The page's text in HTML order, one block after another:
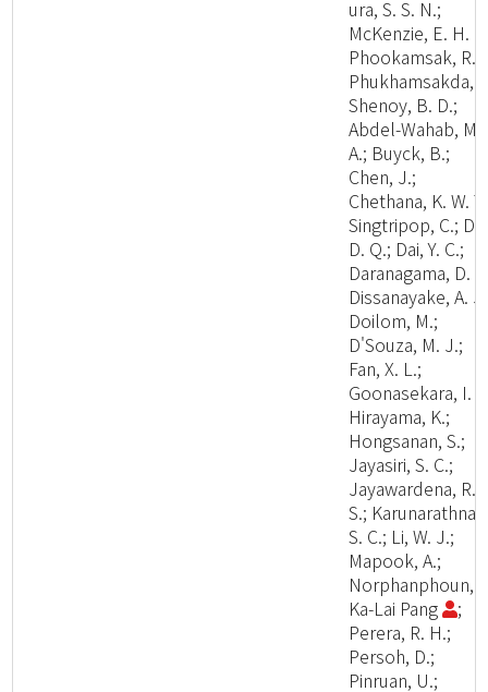
ura, S. S. N.;
McKenzie, E. H.
Phookamsak, R.;
Phukhamsakda,
Shenoy, B. D.;
Abdel-Wahab, M.
A.; Buyck, B.;
Chen, J.;
Chethana, K. W.
Singtripop, C.;
D. Q.; Dai, Y. C.;
Daranagama, D.
Dissanayake, A.
Doilom, M.;
D'Souza, M. J.;
Fan, X. L.;
Goonasekara, I.
Hirayama, K.;
Hongsanan, S.;
Jayasiri, S. C.;
Jayawardena, R.
S.; Karunarathna,
S. C.; Li, W. J.;
Mapook, A.;
Norphanphoun,
Ka-Lai Pang
;
Perera, R. H.;
Persoh, D.;
Pinruan, U.;